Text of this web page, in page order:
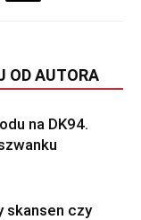
OD AUTORA
na DK94.
skansen czy